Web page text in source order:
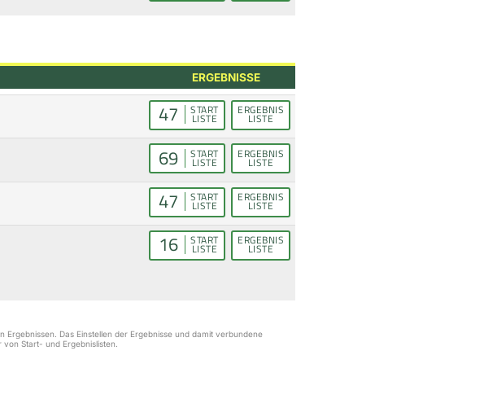
ERGEBNISSE
47 START
LISTE
ERGEBNIS
LISTE
69 START
LISTE
ERGEBNIS
LISTE
47 START
LISTE
ERGEBNIS
LISTE
16 START
LISTE
ERGEBNIS
LISTE
Das Einstellen der Ergebnisse und damit verbundene
Start- und Ergebnislisten.